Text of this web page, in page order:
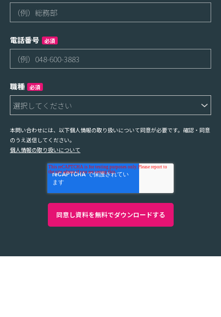
電話番号 必須
職種 必須
本問い合わせには、以下個人情報の取り扱いについて同意が必要です。確認・同意
のうえ送信してください。
個人情報の取り扱いについて